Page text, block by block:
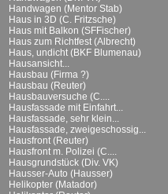
Handwagen (Mentor Stab)
Haus in 3D (C. Fritzsche)
Haus mit Balkon (SFFischer)
Haus zum Richtfest (Albrecht)
Haus, undicht (BKF Blumenau)
Hausansicht...
Hausbau (Firma ?)
Hausbau (Reuter)
Hausbauversuche (C....
Hausfassade mit Einfahrt...
Hausfassade, sehr klein...
Hausfassade, zweigeschossig...
Hausfront (Reuter)
Hausfront m. Polizei (C....
Hausgrundstück (Div. VK)
Hausser-Auto (Hausser)
Helikopter (Matador)